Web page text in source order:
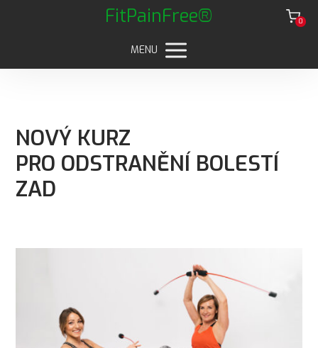
FitPainFree® 0
MENU
NOVÝ KURZ
PRO ODSTRANĚNÍ BOLESTÍ
ZAD